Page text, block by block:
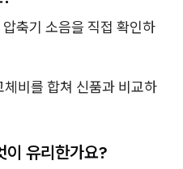
축기 소음을 직접 확인하
비를 합쳐 신품과 비교하
이 유리한가요?